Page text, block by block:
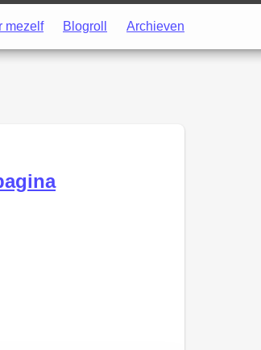
mezelf Blogroll Archieven